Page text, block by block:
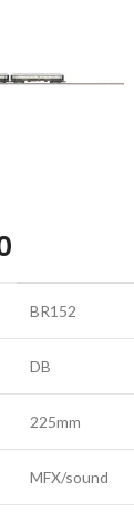
BR152
DB
225mm
MFX/sound